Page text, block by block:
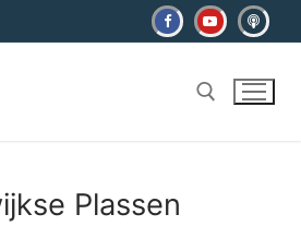
Plassen